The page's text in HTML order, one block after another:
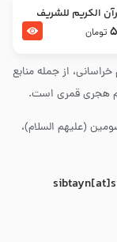
از جمله منابع
هجری قمری است.
(علیهم السلام)،
الكريم للشريف
سرّه
تومان